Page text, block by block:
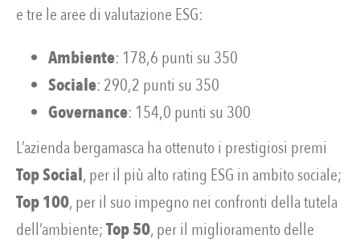
e tre le aree di valutazione ESG:
Ambiente: 178,6 punti su 350
Sociale: 290,2 punti su 350
Governance: 154,0 punti su 300
L’azienda bergamasca ha ottenuto i prestigiosi premi
Top Social, per il più alto rating ESG in ambito sociale;
Top 100, per il suo impegno nei confronti della tutela
dell’ambiente;Top 50, per il miglioramento delle